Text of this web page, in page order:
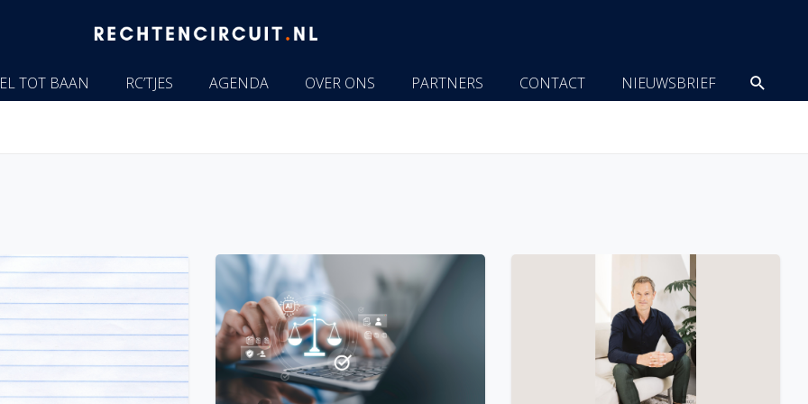
TOT BAAN RC’TJES AGENDA OVER ONS PARTNERS CONTACT NIEUWSBRIEF